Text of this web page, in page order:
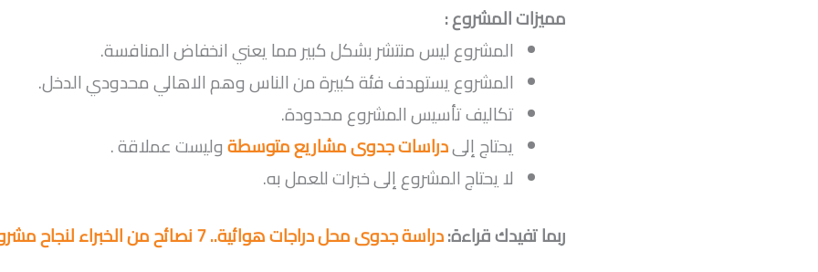
مميزات المشروع :
المشروع ليس منتشر بشكل كبير مما يعني انخفاض المنافسة.
المشروع يستهدف فئة كبيرة من الناس وهم الاهالي محدودي الدخل.
تكاليف تأسيس المشروع محدودة.
يحتاج إلىدراسات جدوى مشاريع متوسطةوليست عملاقة .
لا يحتاج المشروع إلى خبرات للعمل به.
ربما تفيدك قراءة:دراسة جدوى محل دراجات هوائية.. 7 نصائح من الخبراء لنجاح مشروعك